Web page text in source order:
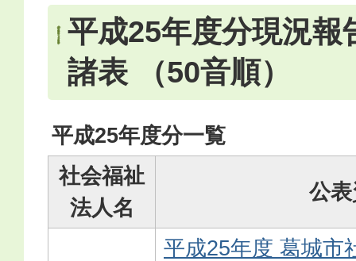
平成25年度分現況報
諸表 （50音順）
平成25年度分一覧
社会福祉
法人名
公
平成25年度 葛城市